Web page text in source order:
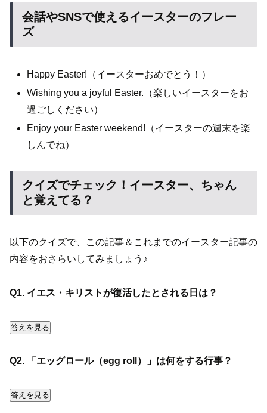
会話やSNSで使えるイースターのフレー
ズ
Happy Easter!（イースターおめでとう！）
Wishing you a joyful Easter.（楽しいイースターをお
過ごしください）
Enjoy your Easter weekend!（イースターの週末を楽
しんでね）
クイズでチェック！イースター、ちゃん
と覚えてる？
以下のクイズで、この記事＆これまでのイースター記事の
内容をおさらいしてみましょう♪
Q1. イエス・キリストが復活したとされる日は？
答えを見る
Q2. 「エッグロール（egg roll）」は何をする行事？
答えを見る